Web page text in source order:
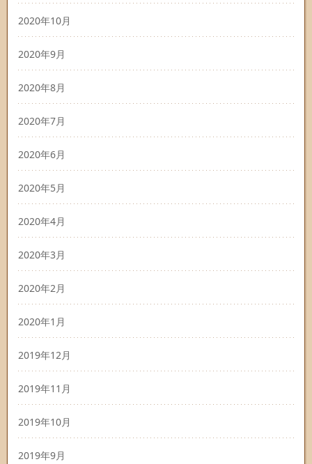
2020年10月
2020年9月
2020年8月
2020年7月
2020年6月
2020年5月
2020年4月
2020年3月
2020年2月
2020年1月
2019年12月
2019年11月
2019年10月
2019年9月